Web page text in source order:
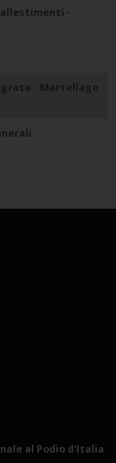
allestimenti -
- Martellago
al Podio d'Italia